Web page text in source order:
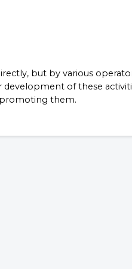
but by various
of these
promoting them.